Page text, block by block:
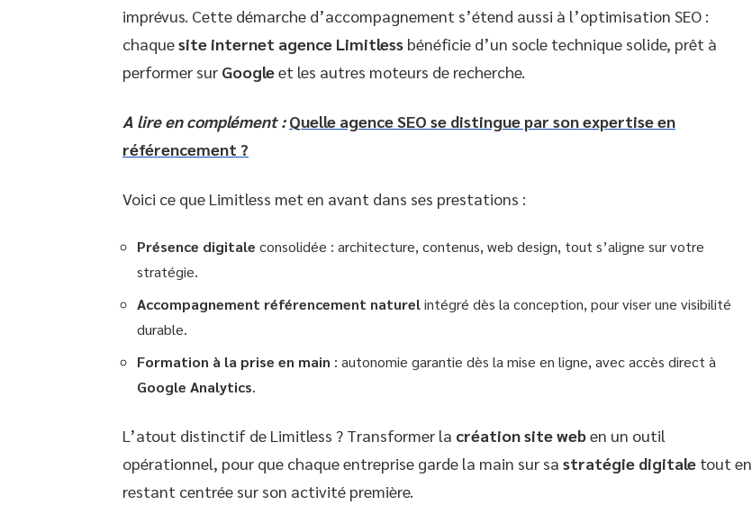
imprévus. Cette démarche d’accompagnement s’étend aussi à l’optimisation SEO :
chaquesite internet agence Limitless bénéficie d’un socle technique solide, prêt à
performer sur Googleet les autres moteurs de recherche.
A lire en complément : Quelle agence SEO se distingue par son expertise en
référencement ?
Voici ce que Limitless met en avant dans ses prestations :
Présence digitale consolidée : architecture, contenus, web design, tout s’aligne sur votre
stratégie.
Accompagnement référencement naturelintégré dès la conception, pour viser une visibilité
durable.
Formation à la prise en main : autonomie garantie dès la mise en ligne, avec accès direct à
Google Analytics.
L’atout distinctif de Limitless ? Transformer la création site weben un outil
opérationnel, pour que chaque entreprise garde la main sur sa stratégie digitale tout en
restant centrée sur son activité première.